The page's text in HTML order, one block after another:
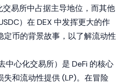
易所中占据主导地位，而其他
）在 DEX 中发挥更大的作
定币的背景故事，以了解流动性
中心化交易所）是 DeFi 的核心
失和流动性提供 (LP)。在冒险